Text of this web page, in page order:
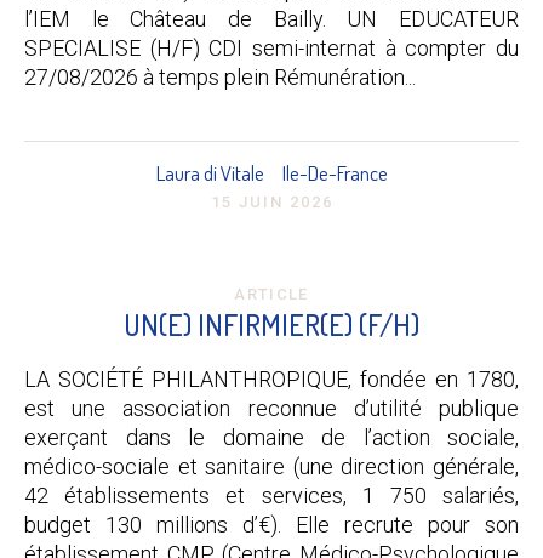
l’IEM le Château de Bailly. UN EDUCATEUR
SPECIALISE (H/F) CDI semi-internat à compter du
27/08/2026 à temps plein Rémunération...
Laura di Vitale Ile-De-France
15 JUIN 2026
ARTICLE
UN(E) INFIRMIER(E) (F/H)
LA SOCIÉTÉ PHILANTHROPIQUE, fondée en 1780,
est une association reconnue d’utilité publique
exerçant dans le domaine de l’action sociale,
médico-sociale et sanitaire (une direction générale,
42 établissements et services, 1 750 salariés,
budget 130 millions d’€). Elle recrute pour son